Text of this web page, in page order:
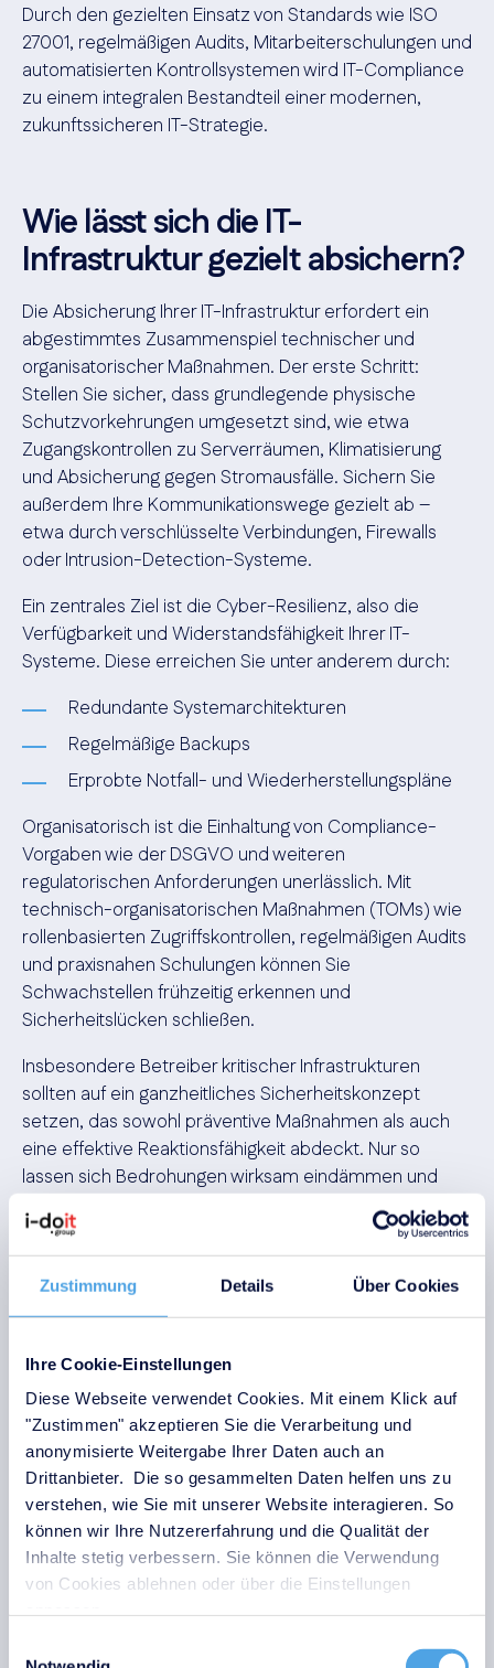
Zustimmung Details Über Cookies
Ihre Cookie-Einstellungen
Diese Webseite verwendet Cookies. Mit einem Klick auf
"Zustimmen" akzeptieren Sie die Verarbeitung und
anonymisierte Weitergabe Ihrer Daten auch an
Drittanbieter. Die so gesammelten Daten helfen uns zu
verstehen, wie Sie mit unserer Website interagieren. So
können wir Ihre Nutzererfahrung und die Qualität der
Inhalte stetig verbessern. Sie können die Verwendung
von Cookies ablehnen oder über die Einstellungen
Durch den gezielten Einsatz von Standards wie ISO
27001, regelmäßigen Audits, Mitarbeiterschulungen und
automatisierten Kontrollsystemen wird IT-Compliance
zu einem integralen Bestandteil einer modernen,
zukunftssicheren IT-Strategie.
Wie lässt sich die IT-
Infrastruktur gezielt absichern?
Die Absicherung Ihrer IT-Infrastruktur erfordert ein
abgestimmtes Zusammenspiel technischer und
organisatorischer Maßnahmen. Der erste Schritt:
Stellen Sie sicher, dass grundlegende physische
Schutzvorkehrungen umgesetzt sind, wie etwa
Zugangskontrollen zu Serverräumen, Klimatisierung
und Absicherung gegen Stromausfälle. Sichern Sie
außerdem Ihre Kommunikationswege gezielt ab –
etwa durch verschlüsselte Verbindungen, Firewalls
oder Intrusion-Detection-Systeme.
Ein zentrales Ziel ist die Cyber-Resilienz, also die
Verfügbarkeit und Widerstandsfähigkeit Ihrer IT-
Systeme. Diese erreichen Sie unter anderem durch:
Redundante Systemarchitekturen
Regelmäßige Backups
Erprobte Notfall- und Wiederherstellungspläne
Organisatorisch ist die Einhaltung von Compliance-
Vorgaben wie der DSGVO und weiteren
regulatorischen Anforderungen unerlässlich. Mit
technisch-organisatorischen Maßnahmen (TOMs) wie
rollenbasierten Zugriffskontrollen, regelmäßigen Audits
und praxisnahen Schulungen können Sie
Schwachstellen frühzeitig erkennen und
Sicherheitslücken schließen.
Insbesondere Betreiber kritischer Infrastrukturen
sollten auf ein ganzheitliches Sicherheitskonzept
setzen, das sowohl präventive Maßnahmen als auch
eine effektive Reaktionsfähigkeit abdeckt. Nur so
lassen sich Bedrohungen wirksam eindämmen und
Was verlangt das IT-
Unternehmen?
Das IT-Sicherheitsgesetz – zuletzt verschärft durch
das Gesetz zur Erhöhung der Sicherheit
informationstechnischer Systeme (IT-SiG 2.0) –
verpflichtet Unternehmen zu konkreten
Schutzmaßnahmen und Meldepflichten bei IT-
Sicherheitsvorfällen. Das Ziel: Digitale Infrastrukturen
bundesweit widerstandsfähiger und zukunftssicher
machen.